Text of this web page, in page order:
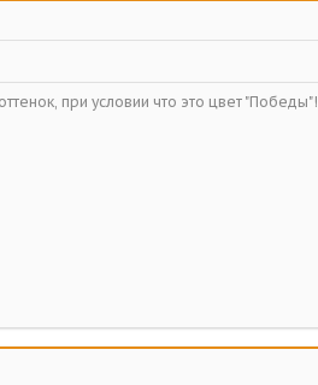
при условии что это цвет "Победы"!